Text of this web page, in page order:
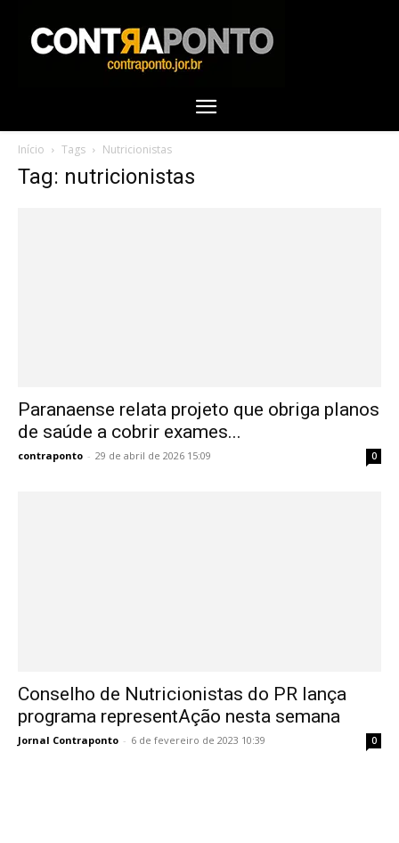
Início Tags Nutricionistas
Tag: nutricionistas
Paranaense relata projeto que obriga planos
de saúde a cobrir exames...
contraponto - 29 de abril de 2026 15:09 0
Conselho de Nutricionistas do PR lança
programa representAção nesta semana
Jornal Contraponto - 6 de fevereiro de 2023 10:39 0